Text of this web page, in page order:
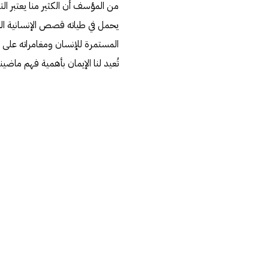
من المؤسف أن الكثير منا يعتبر
يحمل في طياته قصص الإنسانية
المستمرة للإنسان ومغامراته
تُعيد لنا الإيمان بأهمية فهم